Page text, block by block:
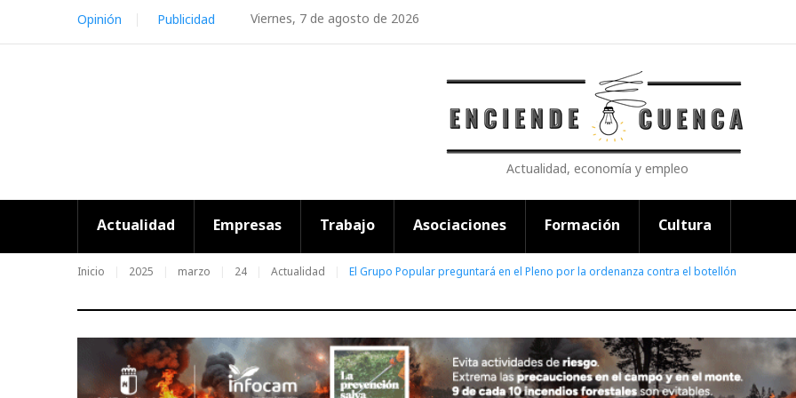
content
Viernes, 7 de agosto de 2026
Opinión Publicidad
Actualidad, economía y empleo
Actualidad Empresas Trabajo Asociaciones Formación Cultura
Inicio 2025 marzo 24 Actualidad El Grupo Popular preguntará en el Pleno por la ordenanza contra el botellón